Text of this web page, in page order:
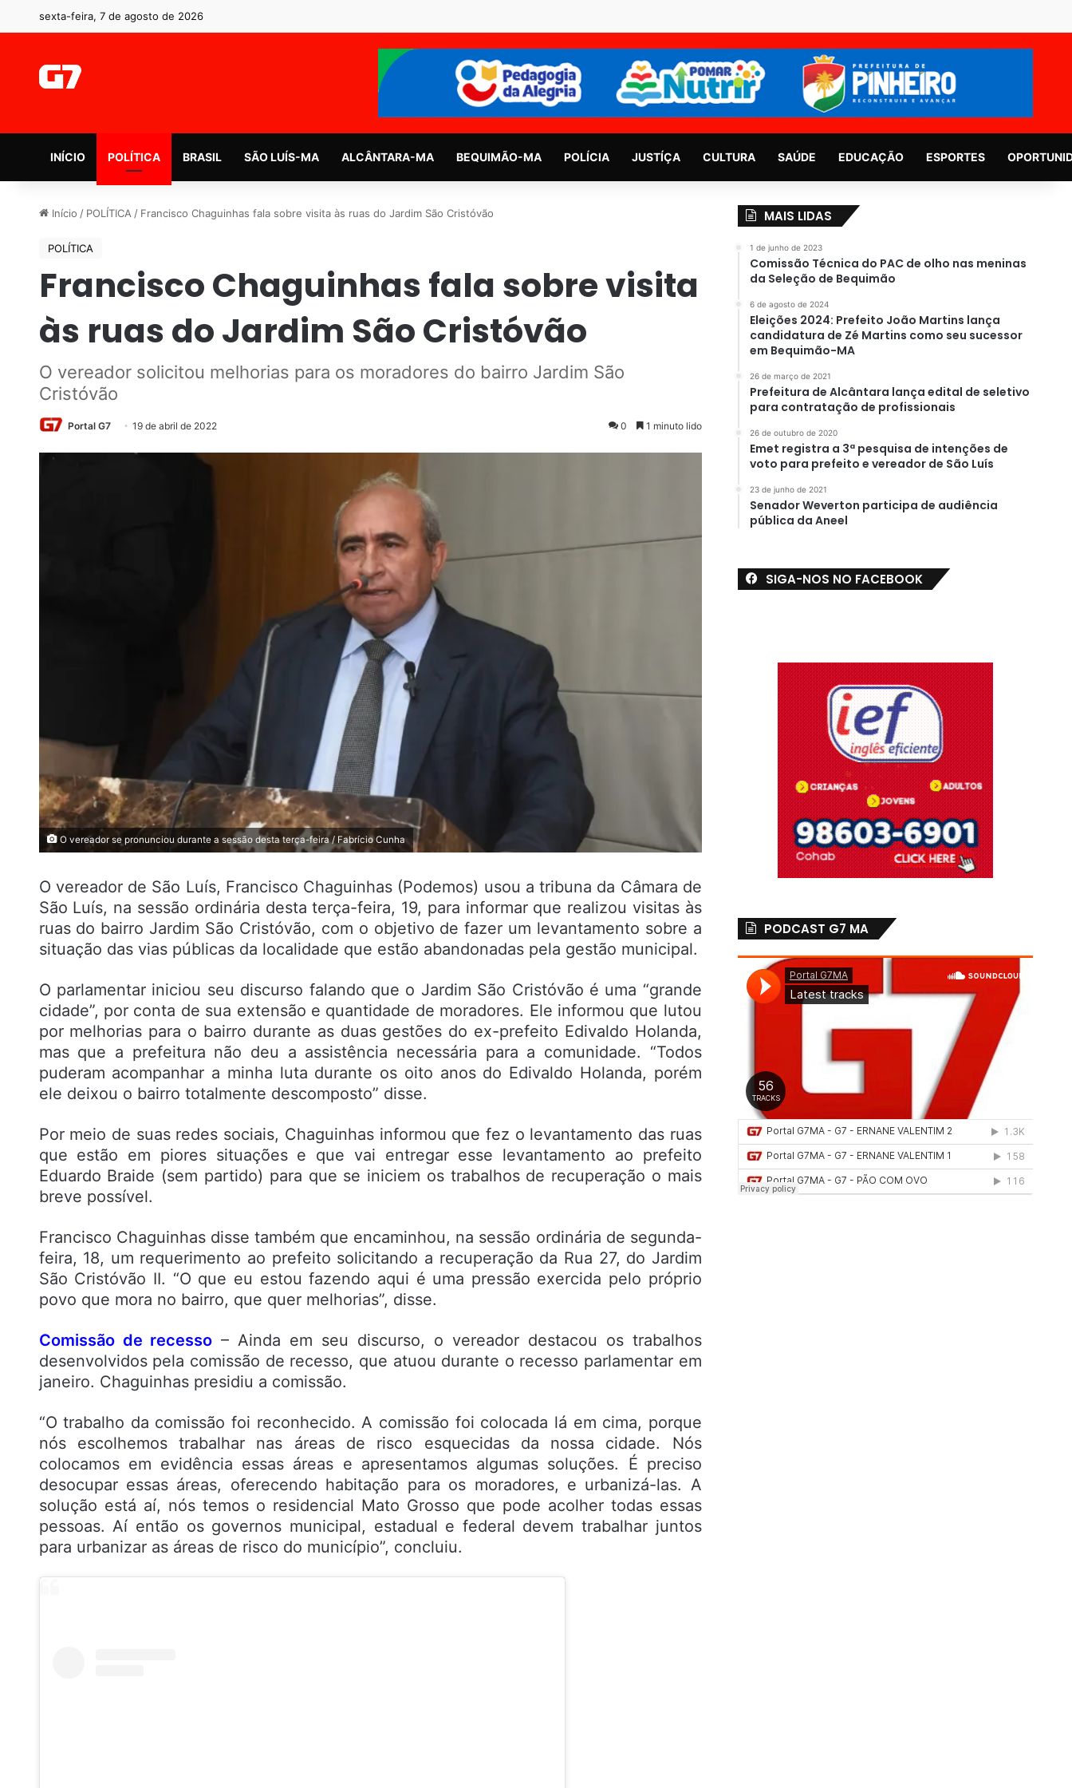
sexta-feira, 7 de agosto de 2026
INÍCIO POLÍTICA BRASIL SÃO LUÍS-MA ALCÂNTARA-MA BEQUIMÃO-MA POLÍCIA JUSTÍÇA CULTURA SAÚDE EDUCAÇÃO ESPORTES
Início / POLÍTICA / Francisco Chaguinhas fala sobre visita às ruas do Jardim São Cristóvão
POLÍTICA
Francisco Chaguinhas fala sobre visita
às ruas do Jardim São Cristóvão
O vereador solicitou melhorias para os moradores do bairro Jardim São
Cristóvão
Portal G7 19 de abril de 2022 0 1 minuto lido
O vereador se pronunciou durante a sessão desta terça-feira / Fabrício Cunha
O vereador de São Luís, Francisco Chaguinhas (Podemos) usou a tribuna da Câmara de
São Luís, na sessão ordinária desta terça-feira, 19, para informar que realizou visitas às
ruas do bairro Jardim São Cristóvão, com o objetivo de fazer um levantamento sobre a
situação das vias públicas da localidade que estão abandonadas pela gestão municipal.
O parlamentar iniciou seu discurso falando que o Jardim São Cristóvão é uma “grande
cidade”, por conta de sua extensão e quantidade de moradores. Ele informou que lutou
por melhorias para o bairro durante as duas gestões do ex-prefeito Edivaldo Holanda,
mas que a prefeitura não deu a assistência necessária para a comunidade. “Todos
puderam acompanhar a minha luta durante os oito anos do Edivaldo Holanda, porém
ele deixou o bairro totalmente descomposto” disse.
Por meio de suas redes sociais, Chaguinhas informou que fez o levantamento das ruas
que estão em piores situações e que vai entregar esse levantamento ao prefeito
Eduardo Braide (sem partido) para que se iniciem os trabalhos de recuperação o mais
breve possível.
Francisco Chaguinhas disse também que encaminhou, na sessão ordinária de segunda-
feira, 18, um requerimento ao prefeito solicitando a recuperação da Rua 27, do Jardim
São Cristóvão II. “O que eu estou fazendo aqui é uma pressão exercida pelo próprio
povo que mora no bairro, que quer melhorias”, disse.
Comissão de recesso – Ainda em seu discurso, o vereador destacou os trabalhos
desenvolvidos pela comissão de recesso, que atuou durante o recesso parlamentar em
janeiro. Chaguinhas presidiu a comissão.
“O trabalho da comissão foi reconhecido. A comissão foi colocada lá em cima, porque
nós escolhemos trabalhar nas áreas de risco esquecidas da nossa cidade. Nós
colocamos em evidência essas áreas e apresentamos algumas soluções. É preciso
desocupar essas áreas, oferecendo habitação para os moradores, e urbanizá-las. A
solução está aí, nós temos o residencial Mato Grosso que pode acolher todas essas
pessoas. Aí então os governos municipal, estadual e federal devem trabalhar juntos
para urbanizar as áreas de risco do município”, concluiu.
MAIS LIDAS
1 de junho de 2023
Comissão Técnica do PAC de olho nas meninas
da Seleção de Bequimão
6 de agosto de 2024
Eleições 2024: Prefeito João Martins lança
candidatura de Zé Martins como seu sucessor
em Bequimão-MA
26 de março de 2021
Prefeitura de Alcântara lança edital de seletivo
para contratação de profissionais
26 de outubro de 2020
Emet registra a 3ª pesquisa de intenções de
voto para prefeito e vereador de São Luís
23 de junho de 2021
Senador Weverton participa de audiência
pública da Aneel
SIGA-NOS NO FACEBOOK
PODCAST G7 MA